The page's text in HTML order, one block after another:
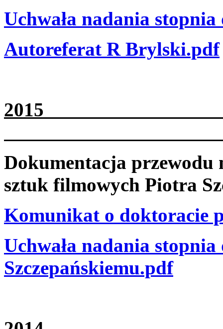
Uchwała nadania
Autoreferat R Brylski.pdf
Dokumentacja przewodu
sztuk filmowych Piotra
Komunikat o doktoracie
Uchwała nadania
Szczepańskiemu.pdf